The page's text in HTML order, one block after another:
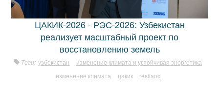
ЦАКИК-2026 - РЭС-2026: Узбекистан
реализует масштабный проект по
восстановлению земель
Теги: узбекистан
изменение климата и устойчивая энергетика
изменение климата
цакик resiland